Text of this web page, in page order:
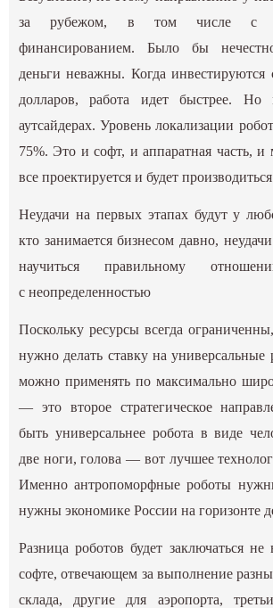
за рубежом, в том числе с
финансированием. Было бы
деньги неважны. Когда инвестируются
долларов, работа идет быстрее.
аутсайдерах. Уровень локализации
75%. Это и софт, и аппаратная часть, и
все проектируется и будет
Неудачи на первых этапах будут у
кто занимается бизнесом давно,
научиться правильному
с неопределенностью
Поскольку ресурсы всегда
нужно делать ставку на универсальные
можно применять по максимально
— это второе стратегическое
быть универсальнее робота в виде
две ноги, голова — вот лучшее
Именно антропоморфные роботы
нужны экономике России на горизонте
Разница роботов будет заключаться
софте, отвечающем за выполнение
склада, другие для аэропорта,